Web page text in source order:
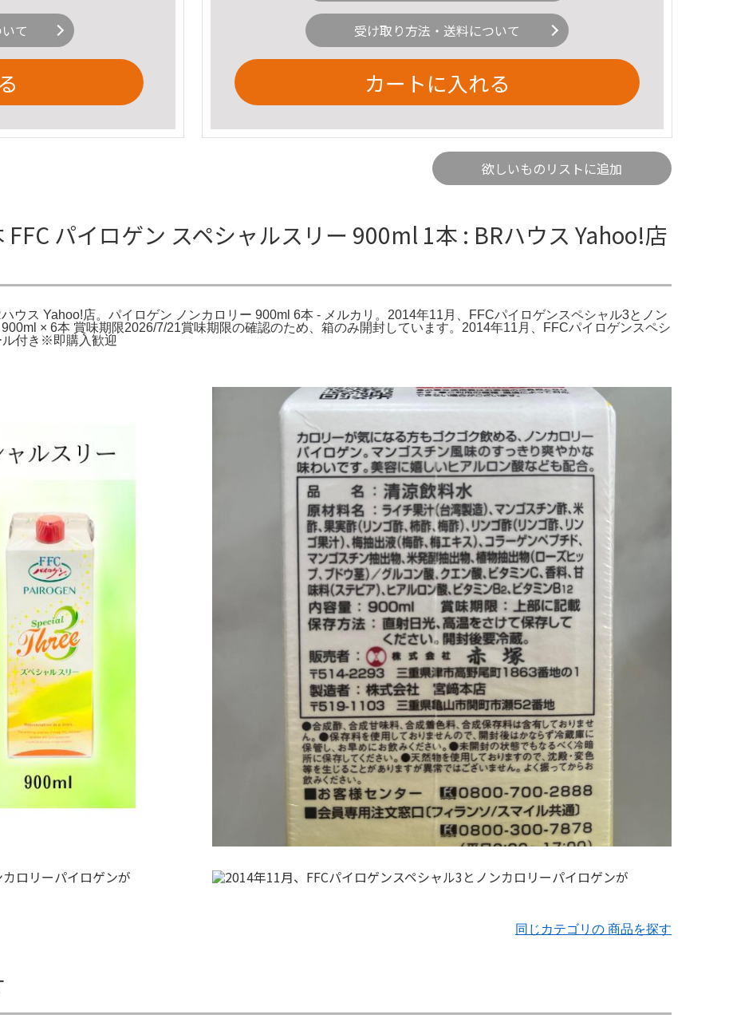
て 受け取り方法・送料について
カートに入れる
欲しいものリストに追加
パイロゲン スペシャルスリー 900ml 1本 : BRハウス Yahoo!店
ウス Yahoo!店。パイロゲン ノンカロリー 900ml 6本 - メルカリ。2014年11月、FFCパイロゲンスペシャル3とノン
× 6本 賞味期限2026/7/21賞味期限の確認のため、箱のみ開封しています。2014年11月、FFCパイロゲンスペシ
ル付き※即購入歓迎
同じカテゴリの 商品を探す